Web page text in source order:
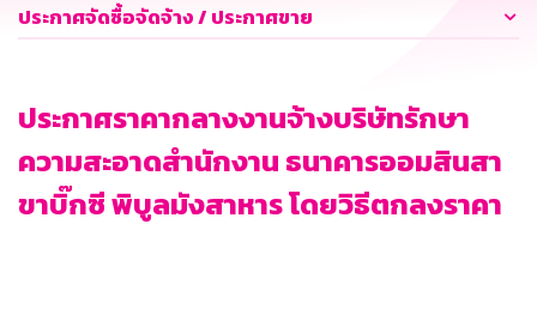
ประกาศจัดซื้อจัดจ้าง / ประกาศขาย
ประกาศราคากลางงานจ้างบริษัทรักษา
ความสะอาดสำนักงาน ธนาคารออมสินสา
ขาบิ๊กซี พิบูลมังสาหาร โดยวิธีตกลงราคา